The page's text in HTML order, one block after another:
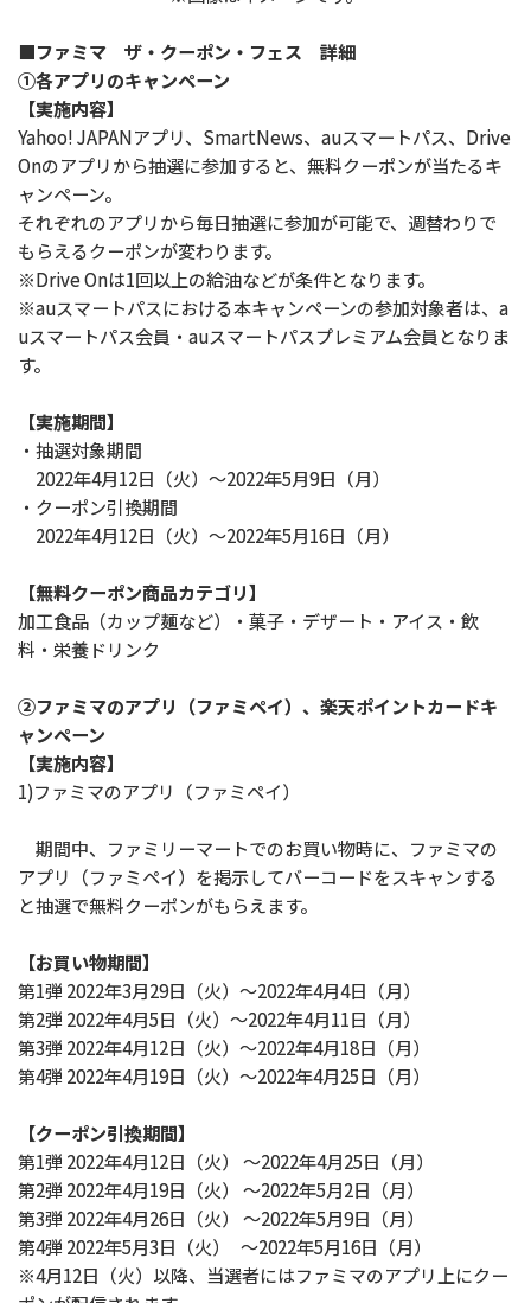
■ファミマ ザ・クーポン・フェス 詳細
①各アプリのキャンペーン
【実施内容】
Yahoo! JAPANアプリ、SmartNews、auスマートパス、Drive
Onのアプリから抽選に参加すると、無料クーポンが当たるキ
ャンペーン。
それぞれのアプリから毎日抽選に参加が可能で、週替わりで
もらえるクーポンが変わります。
※Drive Onは1回以上の給油などが条件となります。
※auスマートパスにおける本キャンペーンの参加対象者は、a
uスマートパス会員・auスマートパスプレミアム会員となりま
す。
【実施期間】
・抽選対象期間
2022年4月12日（火）～2022年5月9日（月）
・クーポン引換期間
2022年4月12日（火）～2022年5月16日（月）
【無料クーポン商品カテゴリ】
加工食品（カップ麺など）・菓子・デザート・アイス・飲
料・栄養ドリンク
②ファミマのアプリ（ファミペイ）、楽天ポイントカードキ
ャンペーン
【実施内容】
1)ファミマのアプリ（ファミペイ）
期間中、ファミリーマートでのお買い物時に、ファミマの
アプリ（ファミペイ）を掲示してバーコードをスキャンする
と抽選で無料クーポンがもらえます。
【お買い物期間】
第1弾 2022年3月29日（火）～2022年4月4日（月）
第2弾 2022年4月5日（火）～2022年4月11日（月）
第3弾 2022年4月12日（火）～2022年4月18日（月）
第4弾 2022年4月19日（火）～2022年4月25日（月）
【クーポン引換期間】
第1弾 2022年4月12日（火） ～2022年4月25日（月）
第2弾 2022年4月19日（火） ～2022年5月2日（月）
第3弾 2022年4月26日（火） ～2022年5月9日（月）
第4弾 2022年5月3日（火） ～2022年5月16日（月）
※4月12日（火）以降、当選者にはファミマのアプリ上にクー